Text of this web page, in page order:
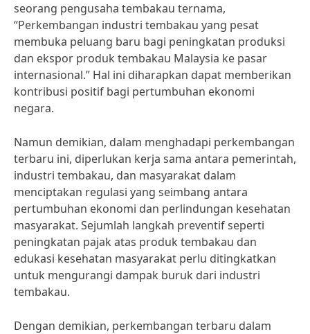
seorang pengusaha tembakau ternama,
“Perkembangan industri tembakau yang pesat
membuka peluang baru bagi peningkatan produksi
dan ekspor produk tembakau Malaysia ke pasar
internasional.” Hal ini diharapkan dapat memberikan
kontribusi positif bagi pertumbuhan ekonomi
negara.
Namun demikian, dalam menghadapi perkembangan
terbaru ini, diperlukan kerja sama antara pemerintah,
industri tembakau, dan masyarakat dalam
menciptakan regulasi yang seimbang antara
pertumbuhan ekonomi dan perlindungan kesehatan
masyarakat. Sejumlah langkah preventif seperti
peningkatan pajak atas produk tembakau dan
edukasi kesehatan masyarakat perlu ditingkatkan
untuk mengurangi dampak buruk dari industri
tembakau.
Dengan demikian, perkembangan terbaru dalam